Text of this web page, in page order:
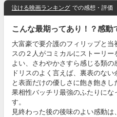
泣ける映画ランキング での感想・評価
こんな最期ってあり！？感動
大富豪で要介護のフィリップと当
スの２人がコミカルにストーリ
よい、さわやかさすら感じる類の
ドリスのよく言えば、裏表のな
と表面だけの優しさに飽き飽き
果相性バッチリ最強のふたりにな
す。
見終わった後の後味のよい感動